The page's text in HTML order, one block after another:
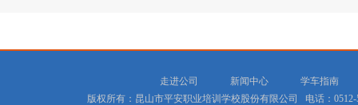
走进公司 新闻中心
学车指南
版权所有：昆山市平安职业培训学校股份有限公司 电话：